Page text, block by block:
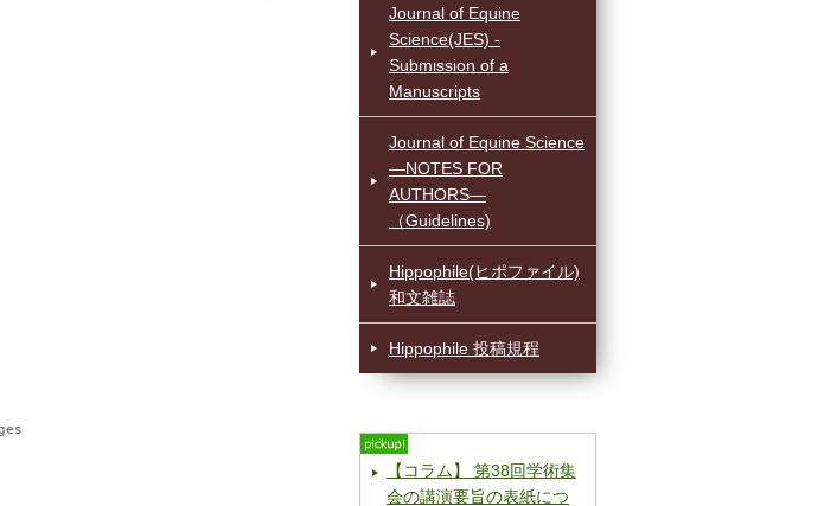
Journal of Equine
Science(JES) -
Submission of a
Manuscripts
Journal of Equine Science
—NOTES FOR
AUTHORS—
（Guidelines)
Hippophile(ヒポファイル)
和文雑誌
Hippophile 投稿規程
【コラム】 第38回学術集
会の講演要旨の表紙につ